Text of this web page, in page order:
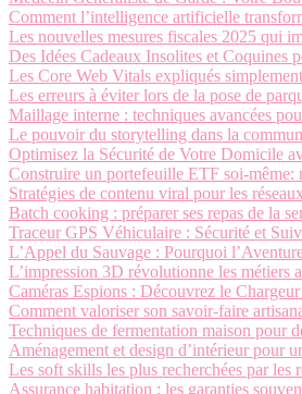
Comment l’intelligence artificielle
Les nouvelles mesures fiscales 2025 qui
Des Idées Cadeaux Insolites et Coquines
Les Core Web Vitals expliqués
Les erreurs à éviter lors de la pose de
Maillage interne : techniques avancées
Le pouvoir du storytelling dans la
Optimisez la Sécurité de Votre Domicile
Construire un portefeuille ETF soi-même:
Stratégies de contenu viral pour les
Batch cooking : préparer ses repas de la
Traceur GPS Véhiculaire : Sécurité et
L’Appel du Sauvage : Pourquoi
L’impression 3D révolutionne les métiers
Caméras Espions : Découvrez le
Comment valoriser son savoir-faire
Techniques de fermentation maison pour
Aménagement et design d’intérieur pour
Les soft skills les plus recherchées par les
Assurance habitation : les garanties